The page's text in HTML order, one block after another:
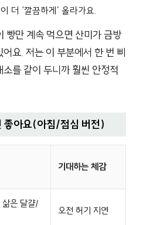
더 ‘깔끔하게’ 올라가요.
빵만 계속 먹으면 산미가 금방
요. 저는 이 부분에서 한 번 삐
를 같이 두니까 훨씬 안정적
좋아요(아침/점심 버전)
기대하는 체감
은 달걀/
오전 허기 지연